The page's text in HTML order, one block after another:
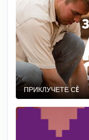
ПРИКЛУЧЕТЕ СÈ